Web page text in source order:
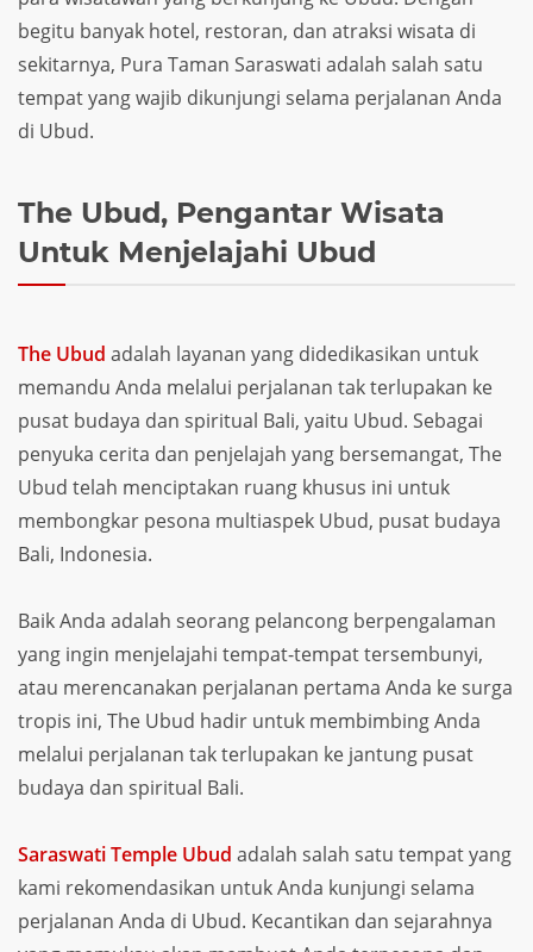
begitu banyak hotel, restoran, dan atraksi wisata di
sekitarnya, Pura Taman Saraswati adalah salah satu
tempat yang wajib dikunjungi selama perjalanan Anda
di Ubud.
The Ubud, Pengantar Wisata
Untuk Menjelajahi Ubud
The Ubud adalah layanan yang didedikasikan untuk
memandu Anda melalui perjalanan tak terlupakan ke
pusat budaya dan spiritual Bali, yaitu Ubud. Sebagai
penyuka cerita dan penjelajah yang bersemangat, The
Ubud telah menciptakan ruang khusus ini untuk
membongkar pesona multiaspek Ubud, pusat budaya
Bali, Indonesia.
Baik Anda adalah seorang pelancong berpengalaman
yang ingin menjelajahi tempat-tempat tersembunyi,
atau merencanakan perjalanan pertama Anda ke surga
tropis ini, The Ubud hadir untuk membimbing Anda
melalui perjalanan tak terlupakan ke jantung pusat
budaya dan spiritual Bali.
Saraswati Temple Ubud adalah salah satu tempat yang
kami rekomendasikan untuk Anda kunjungi selama
perjalanan Anda di Ubud. Kecantikan dan sejarahnya